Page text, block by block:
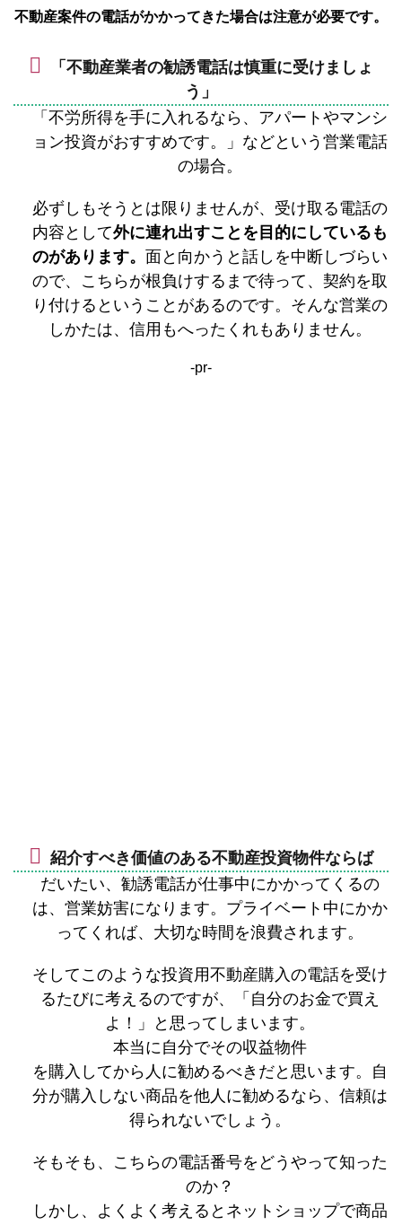
不動産案件の電話がかかってきた場合は注意が必要です。
「不動産業者の勧誘電話は慎重に受けましょ
う」
「不労所得を手に入れるなら、アパートやマンシ
ョン投資がおすすめです。」などという営業電話
の場合。
必ずしもそうとは限りませんが、受け取る電話の
内容として外に連れ出すことを目的にしているも
のがあります。 面と向かうと話しを中断しづらい
ので、こちらが根負けするまで待って、契約を取
り付けるということがあるのです。そんな営業の
しかたは、信用もへったくれもありません。
-pr-
紹介すべき価値のある不動産投資物件ならば
だいたい、勧誘電話が仕事中にかかってくるの
は、営業妨害になります。プライベート中にかか
ってくれば、大切な時間を浪費されます。
そしてこのような投資用不動産購入の電話を受け
るたびに考えるのですが、「自分のお金で買え
よ！」と思ってしまいます。
本当に自分でその収益物件
を購入してから人に勧めるべきだと思います。自
分が購入しない商品を他人に勧めるなら、信頼は
得られないでしょう。
そもそも、こちらの電話番号をどうやって知った
のか？
しかし、よくよく考えるとネットショップで商品